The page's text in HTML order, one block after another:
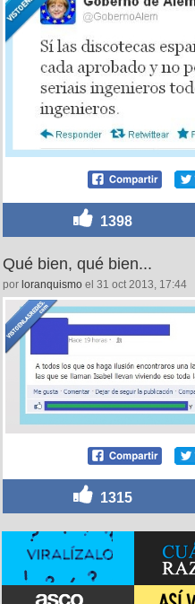
1398
Qué bien, qué bien...
por loranquismo el 31 oct 2013, 17:44
1315